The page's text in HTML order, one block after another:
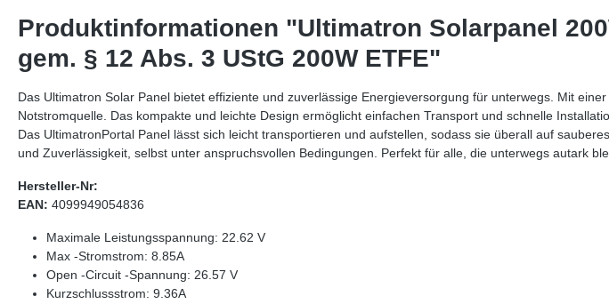
Produktinformationen "Ultimatron Solarpanel
gem. § 12 Abs. 3 UStG 200W ETFE"
Das Ultimatron Solar Panel bietet effiziente und zuverlässige Energieversorgung für unterwegs. Mit
Notstromquelle. Das kompakte und leichte Design ermöglicht einfachen Transport und schnelle
Das UltimatronPortal Panel lässt sich leicht transportieren und aufstellen, sodass sie überall auf
und Zuverlässigkeit, selbst unter anspruchsvollen Bedingungen. Perfekt für alle, die unterwegs autark
Hersteller-Nr:
EAN: 4099949054836
Maximale Leistungsspannung: 22.62 V
Max -Stromstrom: 8.85A
Open -Circuit -Spannung: 26.57 V
Kurzschlussstrom: 9.36A